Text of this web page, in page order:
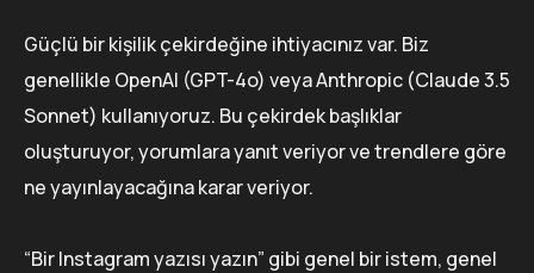
Güçlü bir kişilik çekirdeğine ihtiyacınız var. Biz
genellikle OpenAI (GPT-4o) veya Anthropic (Claude 3.5
Sonnet) kullanıyoruz. Bu çekirdek başlıklar
oluşturuyor, yorumlara yanıt veriyor ve trendlere göre
ne yayınlayacağına karar veriyor.
“Bir Instagram yazısı yazın” gibi genel bir istem, genel